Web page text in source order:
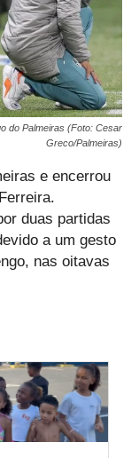
do Palmeiras (Foto: Cesar
Greco/Palmeiras)
e encerrou
duas partidas
a um gesto
nas oitavas